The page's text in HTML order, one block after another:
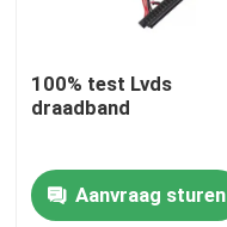
100% test Lvds
draadband
Aanvraag sturen